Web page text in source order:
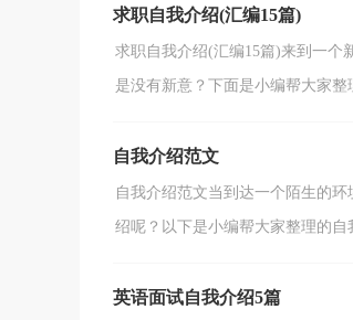
求职自我介绍(汇编15篇)
求职自我介绍(汇编15篇)来到一个
是没有新意？下面是小编帮大家
自我介绍范文
自我介绍范文当到达一个陌生的
绍呢？以下是小编帮大家整理的
英语面试自我介绍5篇